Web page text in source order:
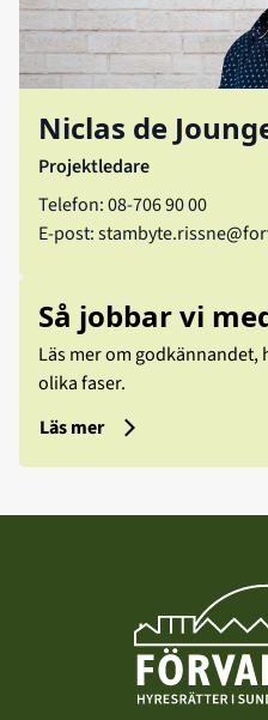
Så jobbar vi
Läs mer om
olika faser.
Läs mer
Niclas de
Projektledare
Telefon: 08-706 90 00
E-post: